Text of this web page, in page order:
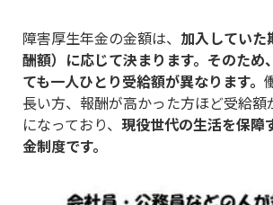
障害厚生年金の金額は、 加入していた
酬額）に応じて決まります。そのため
ても一人ひとり受給額が異なります。
長い方、報酬が高かった方ほど受給額
になっており、 現役世代の生活を保障
金制度です。